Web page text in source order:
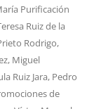
Purificación
Ruiz de la
Rodrigo,
, Miguel
Ruiz Jara, Pedro
de